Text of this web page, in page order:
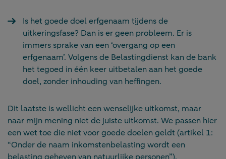
Is het goede doel erfgenaam tijdens de
uitkeringsfase? Dan is er geen probleem. Er is
immers sprake van een ‘overgang op een
erfgenaam’. Volgens de Belastingdienst kan de bank
het tegoed in één keer uitbetalen aan het goede
doel, zonder inhouding van heffingen.
Dit laatste is wellicht een wenselijke uitkomst, maar
naar mijn mening niet de juiste uitkomst. We passen hier
een wet toe die niet voor goede doelen geldt (artikel 1:
“Onder de naam inkomstenbelasting wordt een